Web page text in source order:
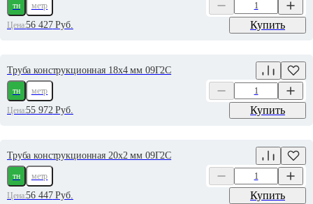
тн
метр
Цена:56 427Руб. Купить
Труба конструкционная 18х4 мм 09Г2С
тн
метр
Цена:55 972Руб. Купить
Труба конструкционная 20х2 мм 09Г2С
тн
метр
Цена:56 447Руб. Купить